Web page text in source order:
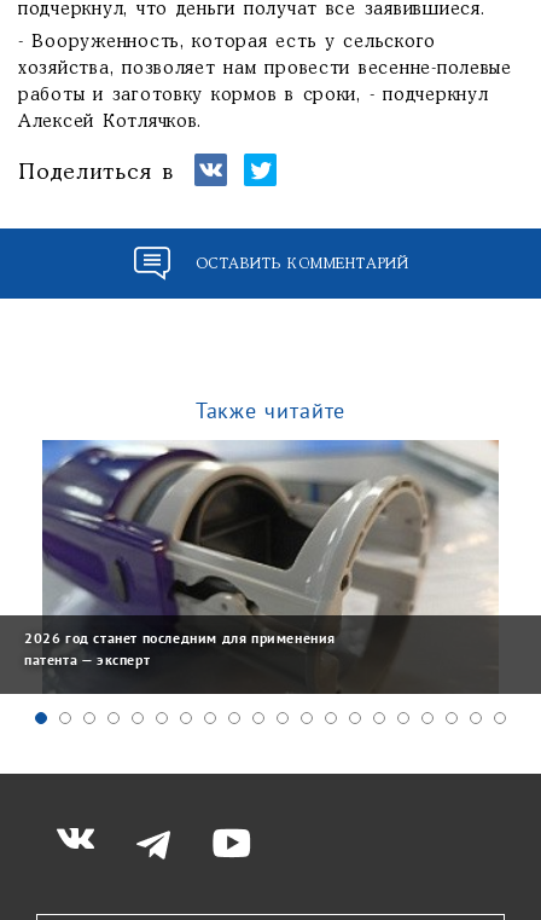
подчеркнул, что деньги получат все заявившиеся.
- Вооруженность, которая есть у сельского
хозяйства, позволяет нам провести весенне-полевые
работы и заготовку кормов в сроки, - подчеркнул
Алексей Котлячков.
Поделиться в
ОСТАВИТЬ КОММЕНТАРИЙ
Также читайте
2026 год станет последним для применения
патента — эксперт